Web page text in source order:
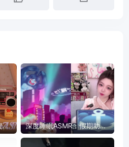
陪
触
深度睡眠ASMR：假期助眠
放松，快速入睡